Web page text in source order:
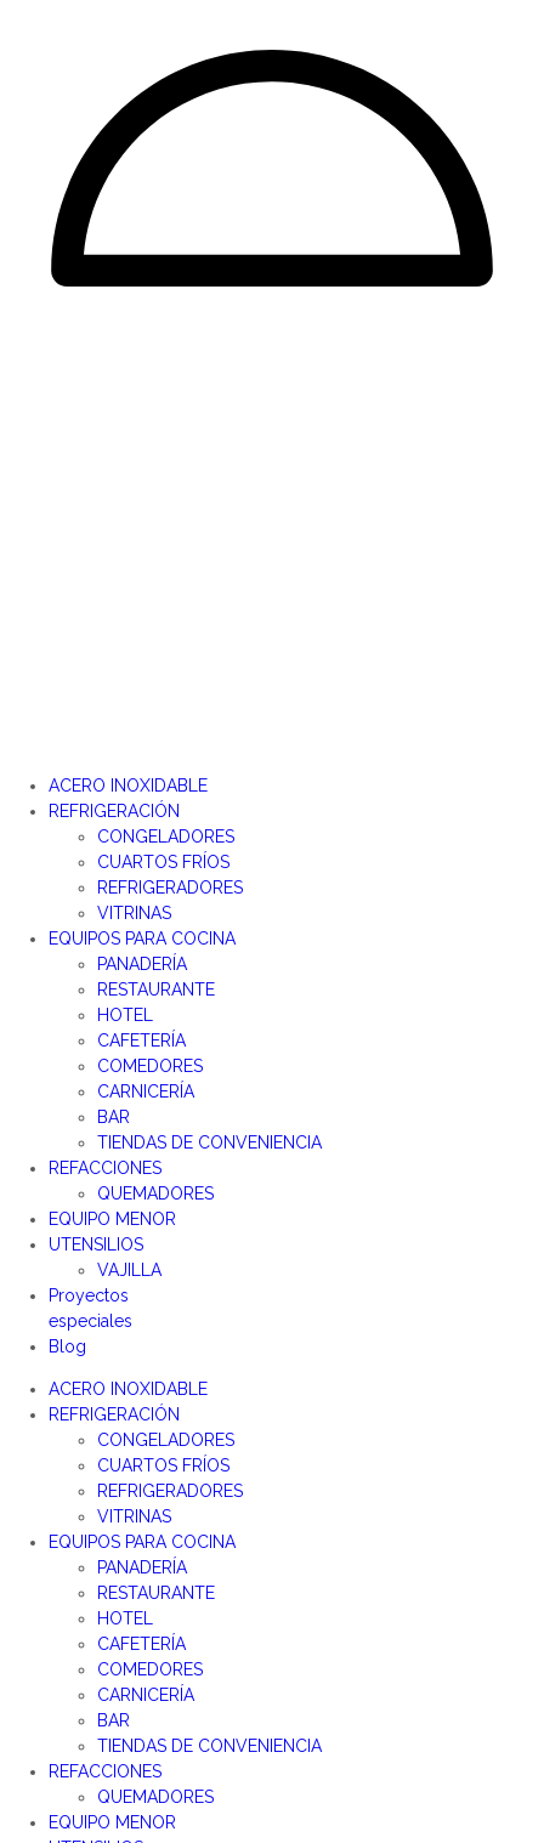
ACERO INOXIDABLE
REFRIGERACIÓN
CONGELADORES
CUARTOS FRÍOS
REFRIGERADORES
VITRINAS
EQUIPOS PARA COCINA
PANADERÍA
RESTAURANTE
HOTEL
CAFETERÍA
COMEDORES
CARNICERÍA
BAR
TIENDAS DE CONVENIENCIA
REFACCIONES
QUEMADORES
EQUIPO MENOR
UTENSILIOS
VAJILLA
Proyectos
especiales
Blog
ACERO INOXIDABLE
REFRIGERACIÓN
CONGELADORES
CUARTOS FRÍOS
REFRIGERADORES
VITRINAS
EQUIPOS PARA COCINA
PANADERÍA
RESTAURANTE
HOTEL
CAFETERÍA
COMEDORES
CARNICERÍA
BAR
TIENDAS DE CONVENIENCIA
REFACCIONES
QUEMADORES
EQUIPO MENOR